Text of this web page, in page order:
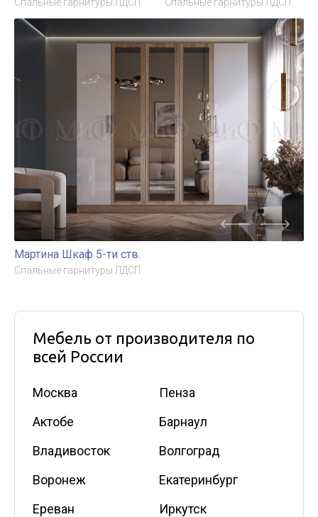
Мартина Шкаф 5-ти ств.
Спальные гарнитуры ЛДСП
Мебель от производителя по
всей России
Москва
Пенза
Актобе
Барнаул
Владивосток
Волгоград
Воронеж
Екатеринбург
Ереван
Иркутск